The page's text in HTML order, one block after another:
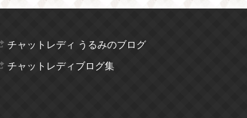
チャットレディ うるみのブログ
チャットレディブログ集